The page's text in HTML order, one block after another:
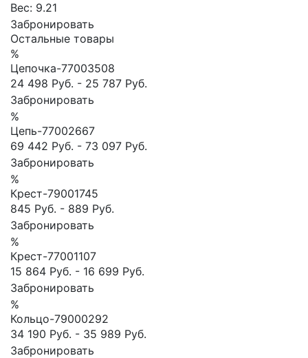
Вес: 9.21
Забронировать
Остальные товары
%
Цепочка-77003508
24 498 Руб. - 25 787 Руб.
Забронировать
%
Цепь-77002667
69 442 Руб. - 73 097 Руб.
Забронировать
%
Крест-79001745
845 Руб. - 889 Руб.
Забронировать
%
Крест-77001107
15 864 Руб. - 16 699 Руб.
Забронировать
%
Кольцо-79000292
34 190 Руб. - 35 989 Руб.
Забронировать